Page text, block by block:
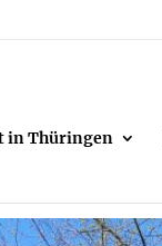
in Thüringen